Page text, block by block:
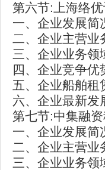
第六节:上海络
一、企业发展简
二、企业主营业
三、企业业务领
四、企业竞争优
五、企业船舶租
六、企业最新发
第七节:中集融
一、企业发展简
二、企业主营业
三、企业业务领